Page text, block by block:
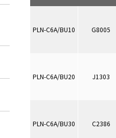
PLN-C6A/BU10 G8005
PLN-C6A/BU20 J1303
PLN-C6A/BU30 C2386